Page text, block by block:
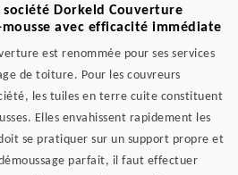
société Dorkeld Couverture
avec efficacité immédiate
est renommée pour ses services
de toiture. Pour les couvreurs
les tuiles en terre cuite constituent
Elles envahissent rapidement les
se pratiquer sur un support propre et
parfait, il faut effectuer